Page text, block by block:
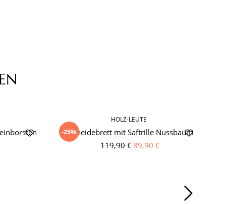
-25%
HOLZ-LEUTE
Schneidebrett mit Saftrille Nussbaum
119,90 €89,90 €